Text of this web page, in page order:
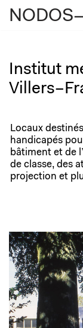
contenu
Institut
Locaux
handicapés
bâtiment et de
de classe, des
projection et